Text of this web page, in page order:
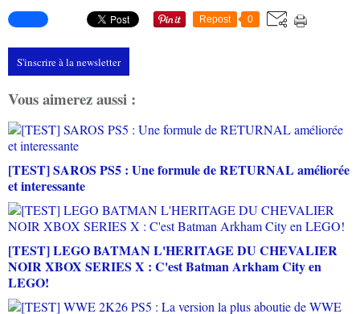
Repost 0
S'inscrire à la newsletter
Vous aimerez aussi :
[TEST] SAROS PS5 : Une formule de RETURNAL améliorée
et interessante
[TEST] LEGO BATMAN L'HERITAGE DU CHEVALIER
NOIR XBOX SERIES X : C'est Batman Arkham City en
LEGO!